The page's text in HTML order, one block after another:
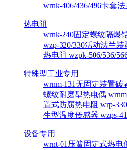
wrnk-406/436/496卡套
热电阻
wrnk-240固定螺纹隔爆
wzp-320/330活动法兰装
热电阻 wzpk-506/536/
特殊型工业专用
wrnm-131无固定装置碳
螺纹耐磨型热电偶
置式防腐热电阻 wrp-
生型温度传感器 wzps-
设备专用
wrnt-01压簧固定式热电